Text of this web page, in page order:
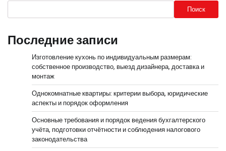
Поиск
Последние записи
Изготовление кухонь по индивидуальным размерам:
собственное производство, выезд дизайнера, доставка и
монтаж
Однокомнатные квартиры: критерии выбора, юридические
аспекты и порядок оформления
Основные требования и порядок ведения бухгалтерского
учёта, подготовки отчётности и соблюдения налогового
законодательства